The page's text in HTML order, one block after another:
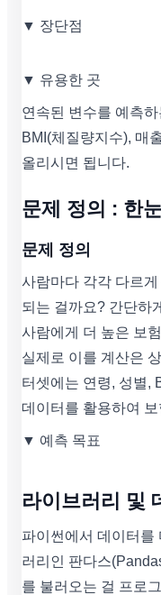
▼ 장단점
▼ 유용한 곳
연속된 변수를 예측
BMI(체질량지수), 매
올리시면 됩니다.
문제 정의 : 한
문제 정의
사람마다 각각 다르
되는 걸까요? 간단하
사람에게 더 높은 보
실제로 이를 계산은
터셋에는 연령, 성별,
데이터를 활용하여
▼ 예측 목표
라이브러리 및
파이썬에서 데이터를
러리인 판다스
를 불러오는 걸 프로